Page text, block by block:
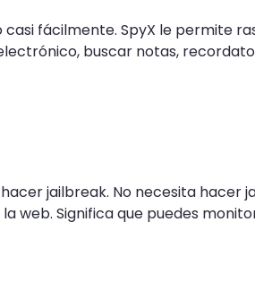
fácilmente. SpyX le permite
buscar notas,
jailbreak. No necesita hacer
web. Significa que puedes